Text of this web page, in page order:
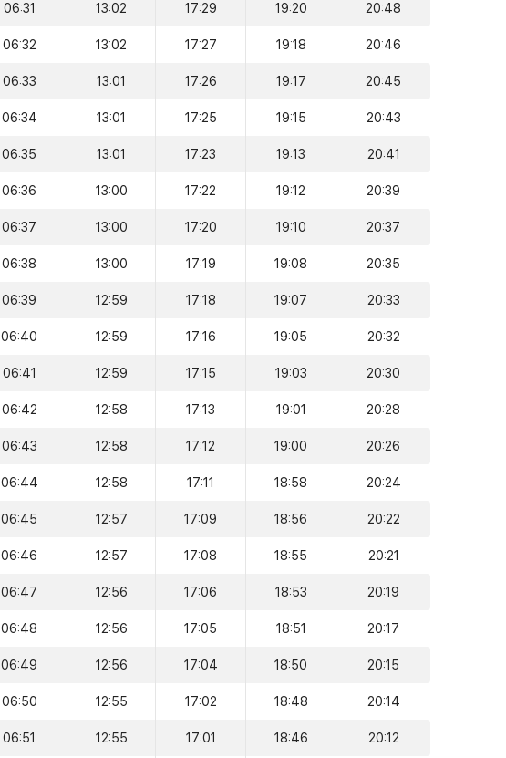
06:31 13:02 17:29 19:20 20:48
06:32 13:02 17:27 19:18 20:46
06:33 13:01 17:26 19:17 20:45
06:34 13:01 17:25 19:15 20:43
06:35 13:01 17:23 19:13 20:41
06:36 13:00 17:22 19:12 20:39
06:37 13:00 17:20 19:10 20:37
06:38 13:00 17:19 19:08 20:35
06:39 12:59 17:18 19:07 20:33
06:40 12:59 17:16 19:05 20:32
06:41 12:59 17:15 19:03 20:30
06:42 12:58 17:13 19:01 20:28
06:43 12:58 17:12 19:00 20:26
06:44 12:58 17:11 18:58 20:24
06:45 12:57 17:09 18:56 20:22
06:46 12:57 17:08 18:55 20:21
06:47 12:56 17:06 18:53 20:19
06:48 12:56 17:05 18:51 20:17
06:49 12:56 17:04 18:50 20:15
06:50 12:55 17:02 18:48 20:14
06:51 12:55 17:01 18:46 20:12